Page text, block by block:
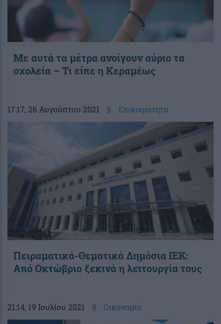
Με αυτά τα μέτρα ανοίγουν αύριο τα
σχολεία – Τι είπε η Κεραμέως
17:17, 26 Αυγούστου 2021 || Επικαιρότητα
Πειραματικά-Θεματικά Δημόσια ΙΕΚ:
Από Οκτώβριο ξεκινά η λειτουργία τους
21:14, 19 Ιουλίου 2021 || Οικονομία